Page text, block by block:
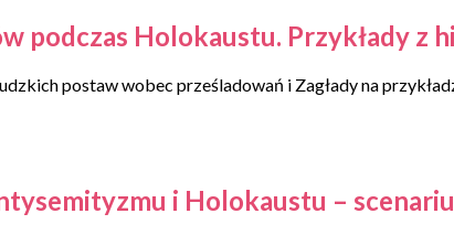
podczas Holokaustu. Przykłady z
postaw wobec prześladowań i Zagłady na
i Holokaustu –